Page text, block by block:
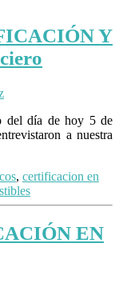
Y
del día de hoy 5 de
a nuestra
, certificacion en
EN